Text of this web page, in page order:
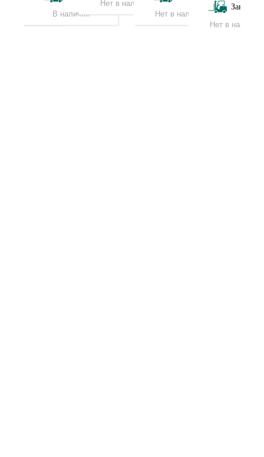
В наличии
Нет в наличии
Нет в наличии
Заказать
Нет в наличии